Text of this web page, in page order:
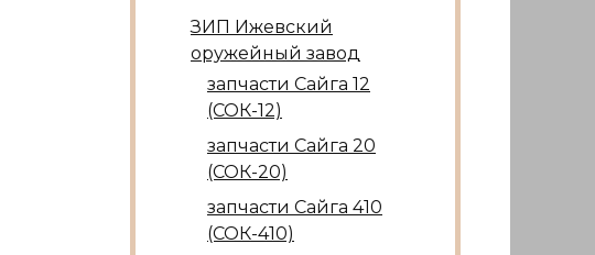
ЗИП Ижевский
оружейный завод
запчасти Сайга 12
(СОК-12)
запчасти Сайга 20
(СОК-20)
запчасти Сайга 410
(СОК-410)